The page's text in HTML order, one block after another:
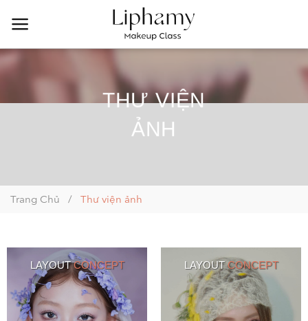
qua
dung
THƯ VIỆN
ẢNH
Trang Chủ / Thư viện ảnh
LAYOUTCONCEPT LAYOUTCONCEPT